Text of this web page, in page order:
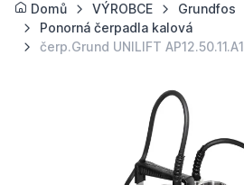
Domů VÝROBCE
Grundfos
Ponorná čerpadla kalová
čerp.Grund UNILIFT AP12.50.11.A1